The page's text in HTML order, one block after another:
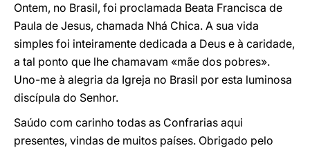
Ontem, no Brasil, foi proclamada Beata Francisca de
Paula de Jesus, chamada Nhá Chica. A sua vida
simples foi inteiramente dedicada a Deus e à caridade,
a tal ponto que lhe chamavam «mãe dos pobres».
Uno-me à alegria da Igreja no Brasil por esta luminosa
discípula do Senhor.
Saúdo com carinho todas as Confrarias aqui
presentes, vindas de muitos países. Obrigado pelo